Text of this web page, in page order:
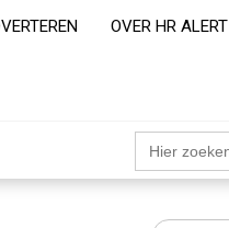
OVER HR ALERT
Zoek
naar: